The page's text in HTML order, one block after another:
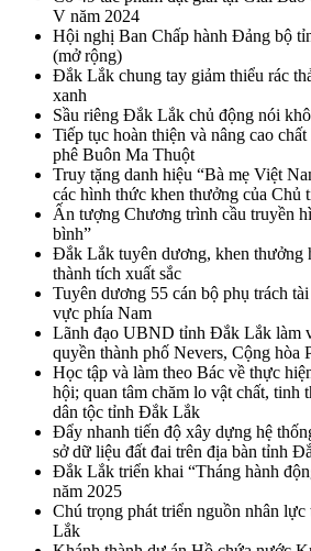
V năm 2024
Hội nghị Ban Chấp hành Đảng bộ
(mở rộng)
Đắk Lắk chung tay giảm thiểu rác
xanh
Sầu riêng Đắk Lắk chủ động nói
Tiếp tục hoàn thiện và nâng cao
phê Buôn Ma Thuột
Truy tặng danh hiệu “Bà mẹ Việt
các hình thức khen thưởng của Chủ
Ấn tượng Chương trình cầu truyền
bình”
Đắk Lắk tuyên dương, khen thưởng
thành tích xuất sắc
Tuyên dương 55 cán bộ phụ trách
vực phía Nam
Lãnh đạo UBND tỉnh Đắk Lắk làm
quyền thành phố Nevers, Cộng hòa
Học tập và làm theo Bác về thực
hội; quan tâm chăm lo vật chất, tinh
dân tộc tỉnh Đắk Lắk
Đẩy nhanh tiến độ xây dựng hệ
sở dữ liệu đất đai trên địa bàn tỉnh
Đắk Lắk triển khai “Tháng hành
năm 2025
Chú trọng phát triển nguồn nhân
Lắk